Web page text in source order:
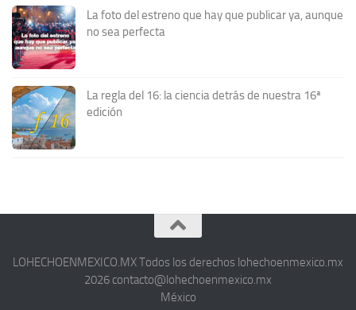
La foto del estreno que hay que publicar ya, aunque
no sea perfecta
La regla del 16: la ciencia detrás de nuestra 16ª
edición
LOHECHOENMEXICO.MX Todos los derechos lohechoenmexico.mx
2026 contacto@lohechoenmexico.mx
México